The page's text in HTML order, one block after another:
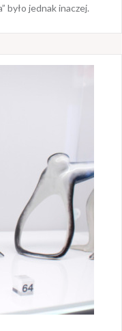
było jednak inaczej.